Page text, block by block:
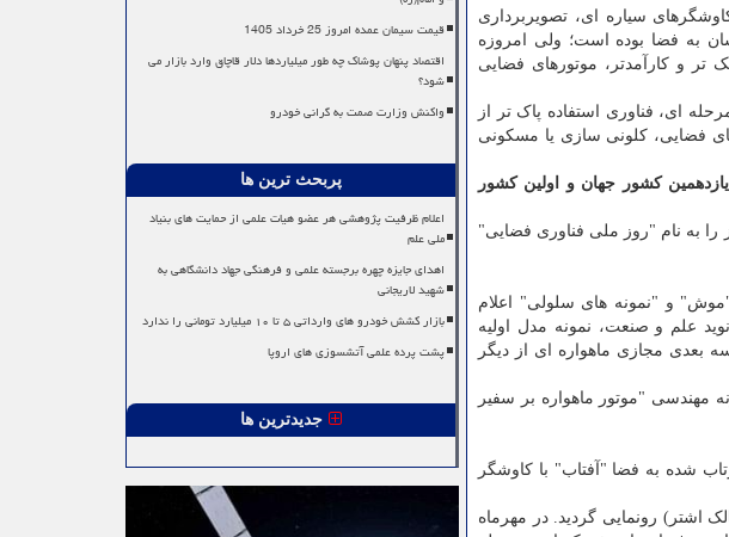
سیاره ای، تصویربرداری
به فضا بوده است؛ ولی امروزه
تر و کارآمدتر، موتورهای فضایی
ای، فناوری استفاده پاک تر از
های فضایی، کلونی سازی یا مسکونی
فضا یازدهمین کشور جهان و اولین کشور
"امید" بعنوان اولین ماهواره ایرانی به مدار در روز ۱۴ بهمن ماه سال ۸۷، این روز را به نام "روز ملی فناوری فضایی"
"کرم"، "موش" و "نمونه های سلولی" اعلام
علم و صنعت، نمونه مدل اولیه
بعدی مجازی ماهواره ای از دیگر
مهندسی "موتور ماهواره بر سفیر
شده به فضا "آفتاب" با کاوشگر
اشتر) رونمایی گردید. در مهرماه
قیمت سیمان عمده امروز 25 خرداد 1405
اقتصاد پنهان پوشاک چه طور میلیاردها دلار قاچاق وارد بازار می
شود؟
واکنش وزارت صمت به گرانی خودرو
پربحث ترین ها
اعلام ظرفیت پژوهشی هر عضو هیات علمی از حمایت های بنیاد
ملی علم
اهدای جایزه چهره برجسته علمی و فرهنگی جهاد دانشگاهی به
شهید لاریجانی
بازار کشش خودرو های وارداتی ۵ تا ۱۰ میلیارد تومانی را ندارد
پشت پرده علمی آتشسوزی های اروپا
جدیدترین ها